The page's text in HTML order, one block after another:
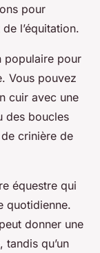
pour
l’équitation.
populaire pour
Vous pouvez
cuir avec une
des boucles
crinière de
équestre qui
quotidienne.
donner une
qu’un